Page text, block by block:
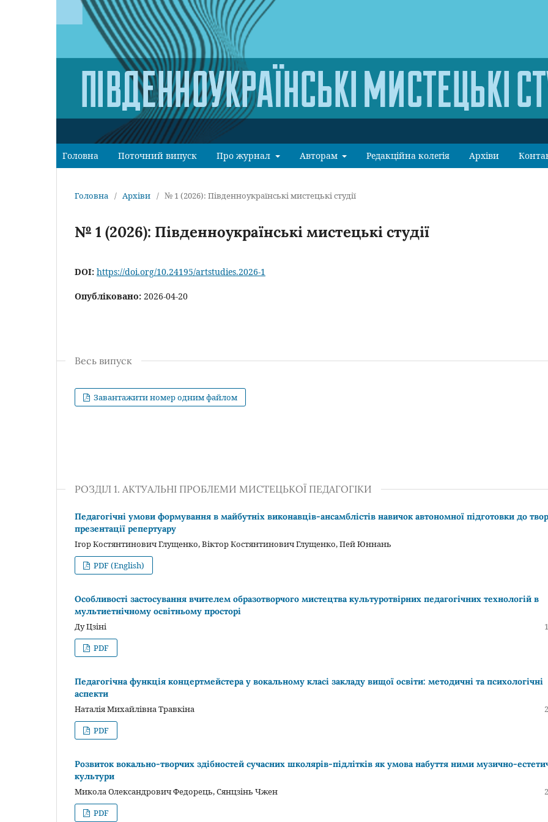
Головна Поточний випуск Про журнал Авторам Редакційна колегія Архіви
Головна / Архіви / № 1 (2026): Південноукраїнські мистецькі студії
№ 1 (2026): Південноукраїнські мистецькі студії
DOI: https://doi.org/10.24195/artstudies.2026-1
Опубліковано: 2026-04-20
Весь випуск
Завантажити номер одним файлом
РОЗДІЛ 1. АКТУАЛЬНІ ПРОБЛЕМИ МИСТЕЦЬКОЇ ПЕДАГОГІКИ
Педагогічні умови формування в майбутніх виконавців-ансамблістів навичок автономної підготовки до
презентації репертуару
Ігор Костянтинович Глущенко, Віктор Костянтинович Глущенко, Пей Юннань
PDF (English)
Особливості застосування вчителем образотворчого мистецтва культуротвірних педагогічних технологій в
мультиетнічному освітньому просторі
Ду Цзіні
PDF
Педагогічна функція концертмейстера у вокальному класі закладу вищої освіти: методичні та психологічні
аспекти
Наталія Михайлівна Травкіна
PDF
Розвиток вокально-творчих здібностей сучасних школярів-підлітків як умова набуття ними музично-
культури
Микола Олександрович Федорець, Сянцзінь Чжен
PDF